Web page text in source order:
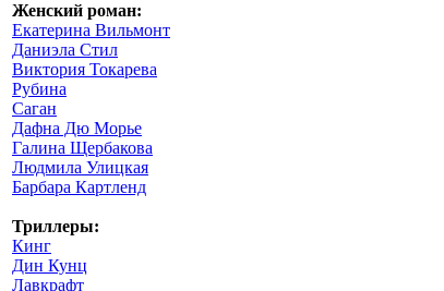
Женский роман:
Екатерина Вильмонт
Даниэла Стил
Виктория Токарева
Рубина
Саган
Дафна Дю Морье
Галина Щербакова
Людмила Улицкая
Барбара Картленд
Триллеры:
Кинг
Дин Кунц
Лавкрафт